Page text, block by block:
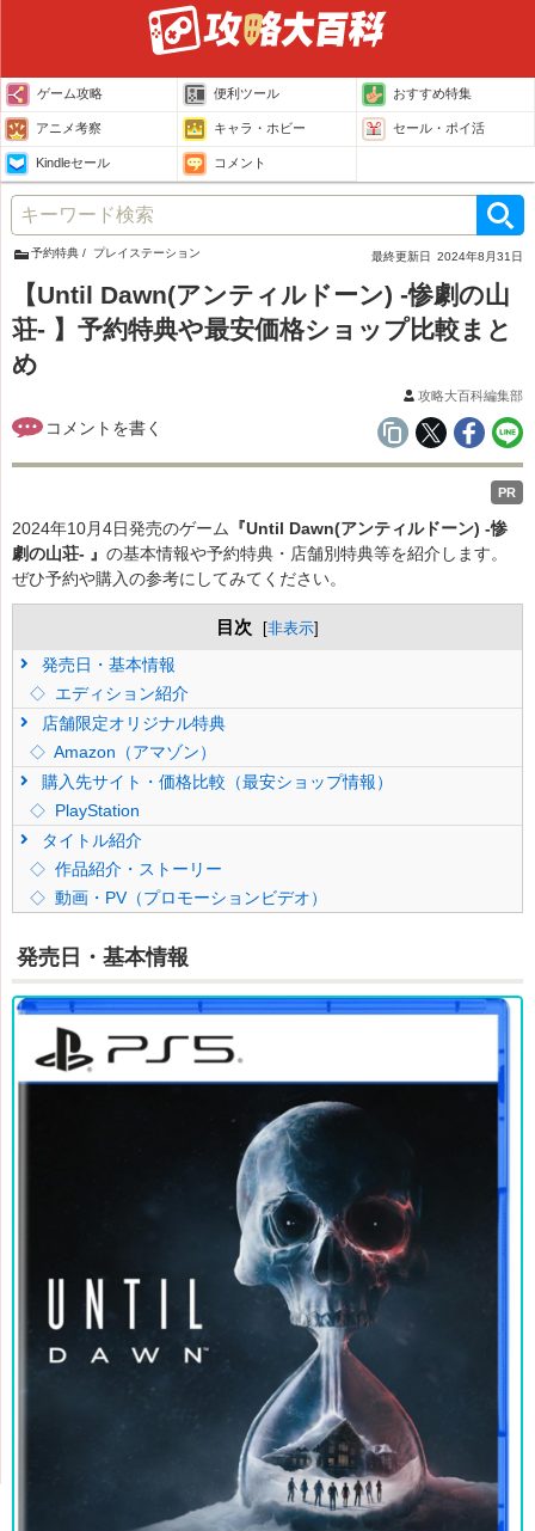
ゲーム攻略 便利ツール おすすめ特集
アニメ考察 キャラ・ホビー セール・ポイ活
Kindleセール コメント
予約特典 プレイステーション 最終更新日 2024年8月31日
【Until Dawn(アンティルドーン) -惨劇の山
荘- 】予約特典や最安価格ショップ比較まと
め
攻略大百科編集部
PR
2024年10月4日発売のゲーム
『Until Dawn(アンティルドーン) -惨
劇の山荘- 』 の基本情報や予約特典・店舗別特典等を紹介します。
ぜひ予約や購入の参考にしてみてください。
目次 [非表示]
発売日・基本情報
エディション紹介
店舗限定オリジナル特典
Amazon（アマゾン）
購入先サイト・価格比較（最安ショップ情報）
PlayStation
タイトル紹介
作品紹介・ストーリー
動画・PV（プロモーションビデオ）
発売日・基本情報